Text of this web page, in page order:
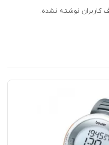
کاربران نوشته نشده.